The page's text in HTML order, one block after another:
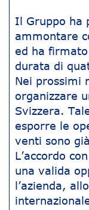
Il Gruppo ha
ammontare
ed ha
durata di
Nei prossimi
organizzare
Svizzera.
esporre le
venti sono
L’accordo
una valida
l’azienda,